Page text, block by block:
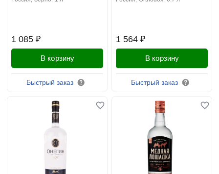
1 085 ₽
В корзину
Быстрый заказ
1 564 ₽
В корзину
Быстрый заказ